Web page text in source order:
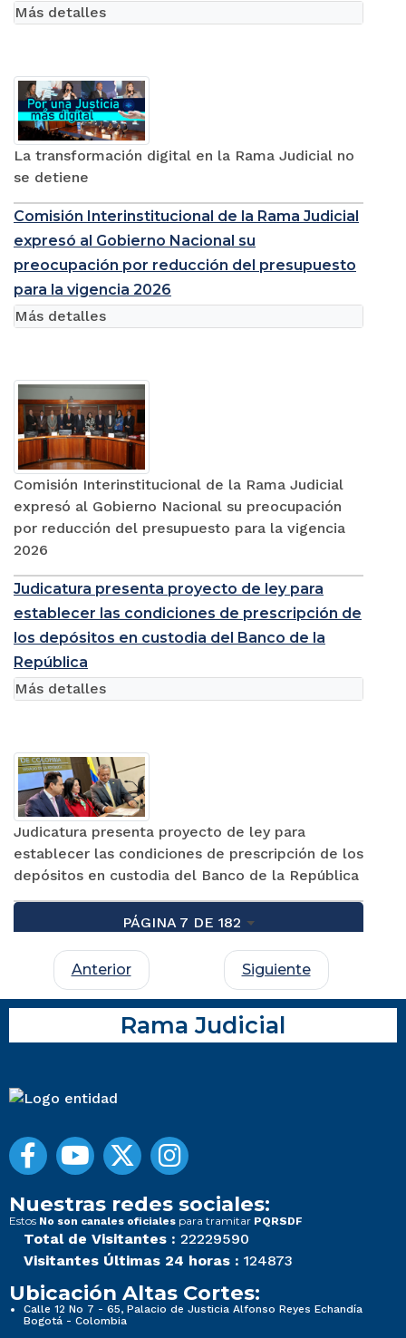
La transformación digital en la Rama Judicial no
se detiene
Más detalles
Comisión Interinstitucional de la Rama Judicial
expresó al Gobierno Nacional su
preocupación por reducción del presupuesto
para la vigencia 2026
Comisión Interinstitucional de la Rama Judicial
expresó al Gobierno Nacional su preocupación
por reducción del presupuesto para la vigencia
2026
Más detalles
Judicatura presenta proyecto de ley para
establecer las condiciones de prescripción de
los depósitos en custodia del Banco de la
República
Judicatura presenta proyecto de ley para
establecer las condiciones de prescripción de los
depósitos en custodia del Banco de la República
Más detalles
PÁGINA 7 DE 182
Anterior Siguiente
Rama Judicial
Nuestras redes sociales:
Estos No son canales oficiales para tramitar PQRSDF
Total de Visitantes : 22229590
Visitantes Últimas 24 horas : 124873
Ubicación Altas Cortes:
Calle 12 No 7 - 65, Palacio de Justicia Alfonso Reyes Echandía
Bogotá - Colombia